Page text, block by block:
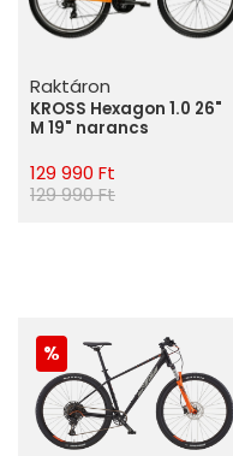
Raktáron
KROSS Hexagon 1.0 26"
M 19" narancs
129 990 Ft
129 990 Ft